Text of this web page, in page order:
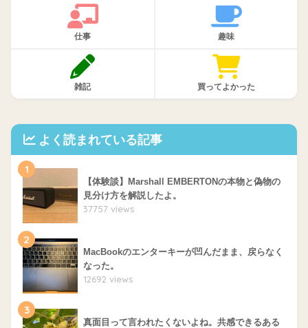
仕事 趣味
雑記 買ってよかった
よく読まれている記事
1
【体験談】Marshall EMBERTONの本物と偽物の
見分け方を解説したよ。
37757 views
2
MacBookのエンターキーが凹んだまま、戻らなく
なった。
12692 views
3
真面目って言われたくないよね。共感できるある